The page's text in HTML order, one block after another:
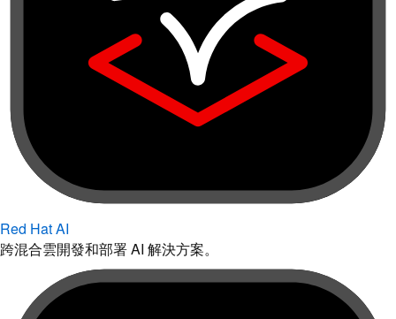
Red Hat AI
跨混合雲開發和部署 AI 解決方案。